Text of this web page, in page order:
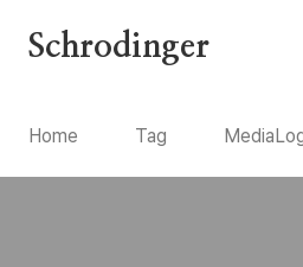
Schrodinger
Home Tag